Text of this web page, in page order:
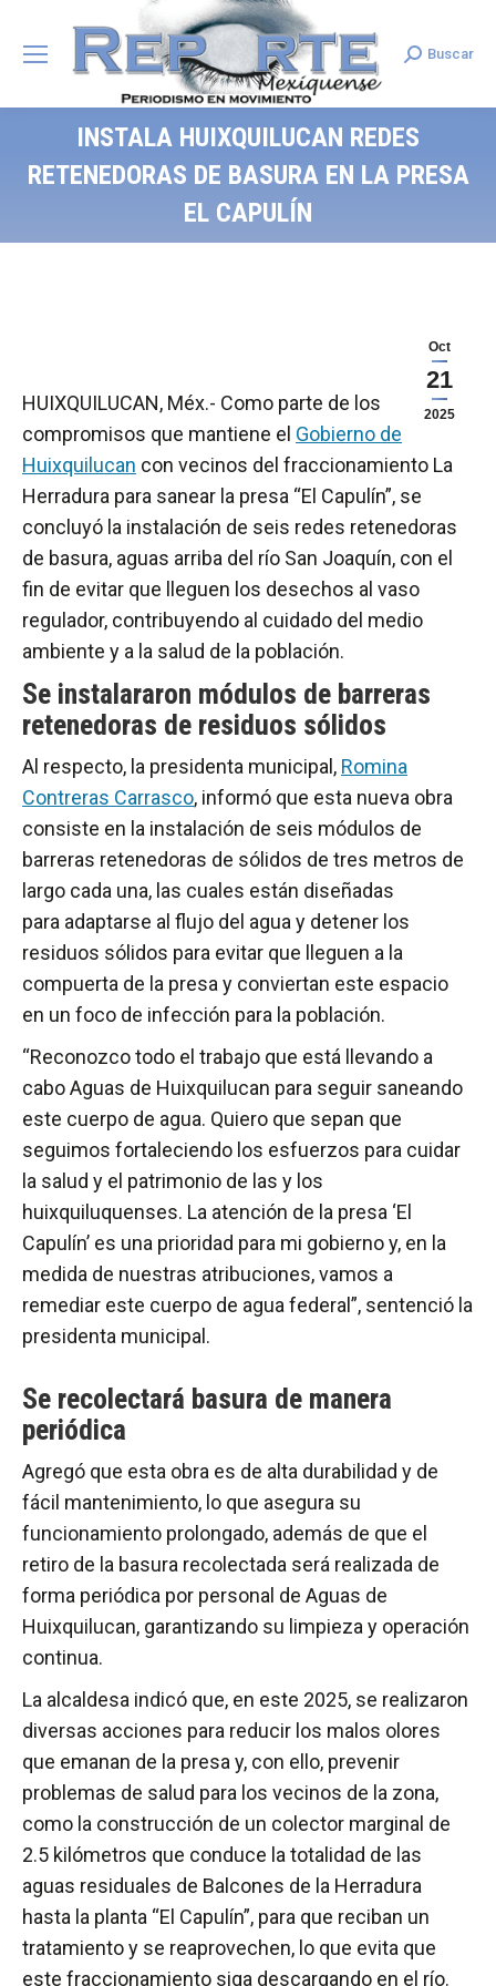
Search:
Buscar
INSTALA HUIXQUILUCAN REDES
RETENEDORAS DE BASURA EN LA PRESA
EL CAPULÍN
Oct
21
2025
HUIXQUILUCAN, Méx.- Como parte de los
compromisos que mantiene el Gobierno de
Huixquilucan con vecinos del fraccionamiento La
Herradura para sanear la presa “El Capulín”, se
concluyó la instalación de seis redes retenedoras
de basura, aguas arriba del río San Joaquín, con el
fin de evitar que lleguen los desechos al vaso
regulador, contribuyendo al cuidado del medio
ambiente y a la salud de la población.
Se instalararon módulos de barreras
retenedoras de residuos sólidos
Al respecto, la presidenta municipal, Romina
Contreras Carrasco, informó que esta nueva obra
consiste en la instalación de seis módulos de
barreras retenedoras de sólidos de tres metros de
largo cada una, las cuales están diseñadas
para adaptarse al flujo del agua y detener los
residuos sólidos para evitar que lleguen a la
compuerta de la presa y conviertan este espacio
en un foco de infección para la población.
“Reconozco todo el trabajo que está llevando a
cabo Aguas de Huixquilucan para seguir saneando
este cuerpo de agua. Quiero que sepan que
seguimos fortaleciendo los esfuerzos para cuidar
la salud y el patrimonio de las y los
huixquiluquenses. La atención de la presa ‘El
Capulín’ es una prioridad para mi gobierno y, en la
medida de nuestras atribuciones, vamos a
remediar este cuerpo de agua federal”, sentenció la
presidenta municipal.
Se recolectará basura de manera
periódica
Agregó que esta obra es de alta durabilidad y de
fácil mantenimiento, lo que asegura su
funcionamiento prolongado, además de que el
retiro de la basura recolectada será realizada de
forma periódica por personal de Aguas de
Huixquilucan, garantizando su limpieza y operación
continua.
La alcaldesa indicó que, en este 2025, se realizaron
diversas acciones para reducir los malos olores
que emanan de la presa y, con ello, prevenir
problemas de salud para los vecinos de la zona,
como la construcción de un colector marginal de
2.5 kilómetros que conduce la totalidad de las
aguas residuales de Balcones de la Herradura
hasta la planta “El Capulín”, para que reciban un
tratamiento y se reaprovechen, lo que evita que
este fraccionamiento siga descargando en el río.